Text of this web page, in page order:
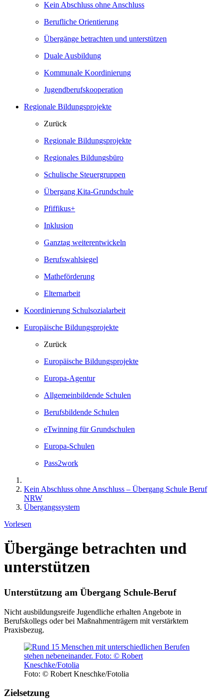
Kein Abschluss ohne Anschluss
Berufliche Orientierung
Übergänge betrachten und unterstützen
Duale Ausbildung
Kommunale Koordinierung
Jugendberufskooperation
Regionale Bildungsprojekte
Zurück
Regionale Bildungsprojekte
Regionales Bildungsbüro
Schulische Steuergruppen
Übergang Kita-Grundschule
Pfiffikus+
Inklusion
Ganztag weiterentwickeln
Berufswahlsiegel
Matheförderung
Elternarbeit
Koordinierung Schulsozialarbeit
Europäische Bildungsprojekte
Zurück
Europäische Bildungsprojekte
Europa-Agentur
Allgemeinbildende Schulen
Berufsbildende Schulen
eTwinning für Grundschulen
Europa-Schulen
Pass2work
Kein Abschluss ohne Anschluss – Übergang Schule Beruf
NRW
Übergangssystem
Vorlesen
Übergänge betrachten und
unterstützen
Unterstützung am Übergang Schule-Beruf
Nicht ausbildungsreife Jugendliche erhalten Angebote in
Berufskollegs oder bei Maßnahmenträgern mit verstärktem
Praxisbezug.
Foto: © Robert Kneschke/Fotolia
Zielsetzung